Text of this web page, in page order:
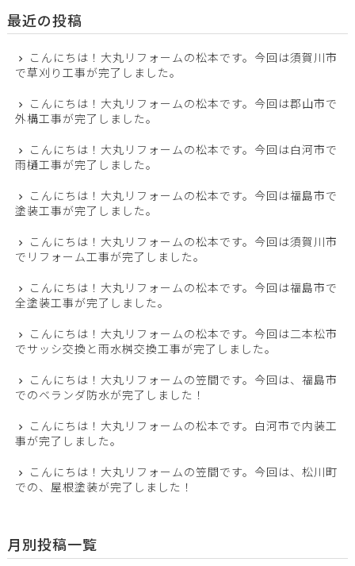
最近の投稿
こんにちは！大丸リフォームの松本です。今回は須賀川市
で草刈り工事が完了しました。
こんにちは！大丸リフォームの松本です。今回は郡山市で
外構工事が完了しました。
こんにちは！大丸リフォームの松本です。今回は白河市で
雨樋工事が完了しました。
こんにちは！大丸リフォームの松本です。今回は福島市で
塗装工事が完了しました。
こんにちは！大丸リフォームの松本です。今回は須賀川市
でリフォーム工事が完了しました。
こんにちは！大丸リフォームの松本です。今回は福島市で
全塗装工事が完了しました。
こんにちは！大丸リフォームの松本です。今回は二本松市
でサッシ交換と雨水桝交換工事が完了しました。
こんにちは！大丸リフォームの笠間です。今回は、福島市
でのベランダ防水が完了しました！
こんにちは！大丸リフォームの松本です。白河市で内装工
事が完了しました。
こんにちは！大丸リフォームの笠間です。今回は、松川町
での、屋根塗装が完了しました！
月別投稿一覧